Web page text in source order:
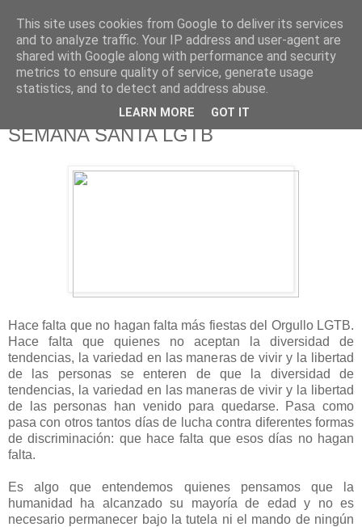
625 RANAS
LA TELEVISIÓN DESDE EL PUNTO DE VISTA BATRACIO
SEMANA SANTA LGTB
Hace falta que no hagan falta más fiestas del Orgullo LGTB.
Hace falta que quienes no aceptan la diversidad de
tendencias, la variedad en las maneras de vivir y la libertad
de las personas se enteren de que la diversidad de
tendencias, la variedad en las maneras de vivir y la libertad
de las personas han venido para quedarse. Pasa como
pasa con otros tantos días de lucha contra diferentes formas
de discriminación: que hace falta que esos días no hagan
falta.
Es algo que entendemos quienes pensamos que la
humanidad ha alcanzado su mayoría de edad y no es
necesario permanecer bajo la tutela ni el mando de ningún
This site uses cookies from Google to deliver its services
and to analyze traffic. Your IP address and user-agent are
shared with Google along with performance and security
metrics to ensure quality of service, generate usage
statistics, and to detect and address abuse.
LEARN MORE GOT IT